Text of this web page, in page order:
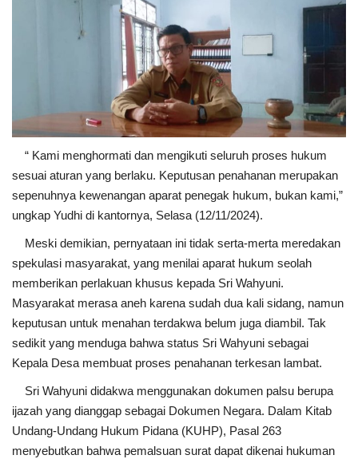
“ Kami menghormati dan mengikuti seluruh proses hukum
sesuai aturan yang berlaku. Keputusan penahanan merupakan
sepenuhnya kewenangan aparat penegak hukum, bukan kami,”
ungkap Yudhi di kantornya, Selasa (12/11/2024).
Meski demikian, pernyataan ini tidak serta-merta meredakan
spekulasi masyarakat, yang menilai aparat hukum seolah
memberikan perlakuan khusus kepada Sri Wahyuni.
Masyarakat merasa aneh karena sudah dua kali sidang, namun
keputusan untuk menahan terdakwa belum juga diambil. Tak
sedikit yang menduga bahwa status Sri Wahyuni sebagai
Kepala Desa membuat proses penahanan terkesan lambat.
Sri Wahyuni didakwa menggunakan dokumen palsu berupa
ijazah yang dianggap sebagai Dokumen Negara. Dalam Kitab
Undang-Undang Hukum Pidana (KUHP), Pasal 263
menyebutkan bahwa pemalsuan surat dapat dikenai hukuman